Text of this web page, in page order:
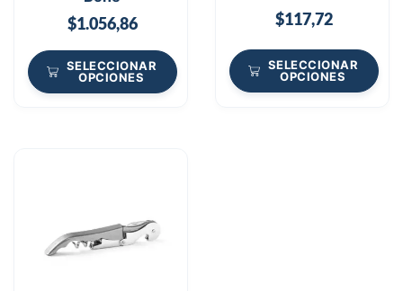
$1.056,86
SELECCIONAR
OPCIONES
$117,72
SELECCIONAR
OPCIONES